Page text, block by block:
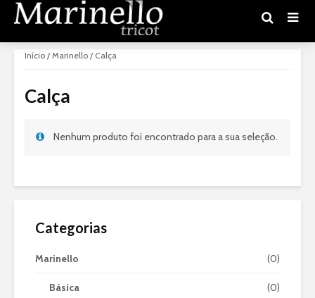
Início / Marinello / Calça
Calça
Nenhum produto foi encontrado para a sua seleção.
Categorias
Marinello (0)
Básica (0)